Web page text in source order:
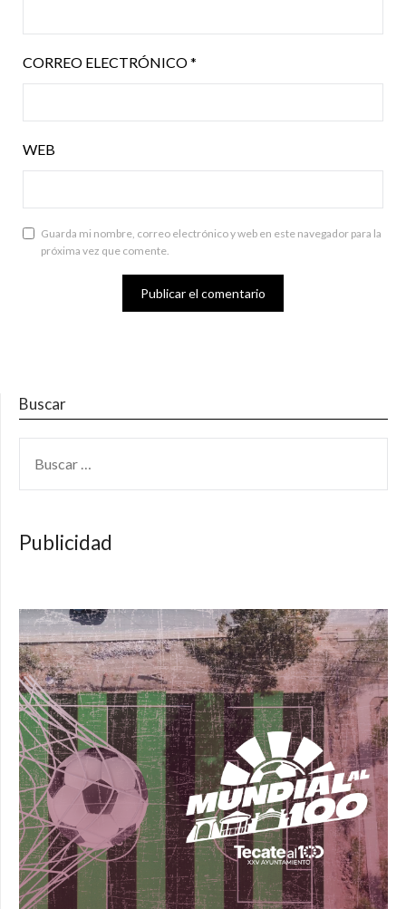
CORREO ELECTRÓNICO*
WEB
Guarda mi nombre, correo electrónico y web en este navegador para la
próxima vez que comente.
Buscar
Publicidad